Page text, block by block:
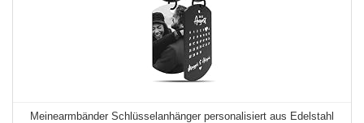
Meinearmbänder Schlüsselanhänger personalisiert aus Edelstahl